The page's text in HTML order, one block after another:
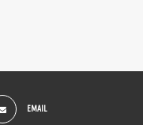
EMAIL